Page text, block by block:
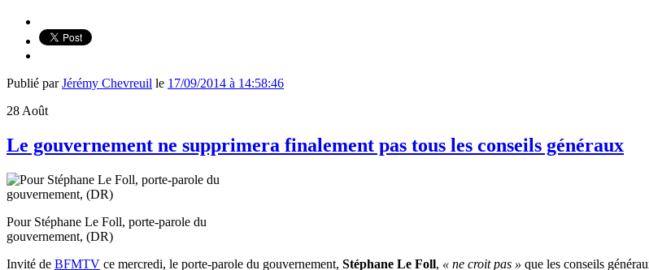
Publié parJérémy Chevreuil le 17/09/2014 à 14:58:46
28 Août
Le gouvernement ne supprimera finalement pas tous les conseils généraux
Pour Stéphane Le Foll, porte-parole du
gouvernement, (DR)
Invité de BFMTV ce mercredi, le porte-parole du gouvernement, Stéphane Le Foll, « ne croit pas » que les conseils